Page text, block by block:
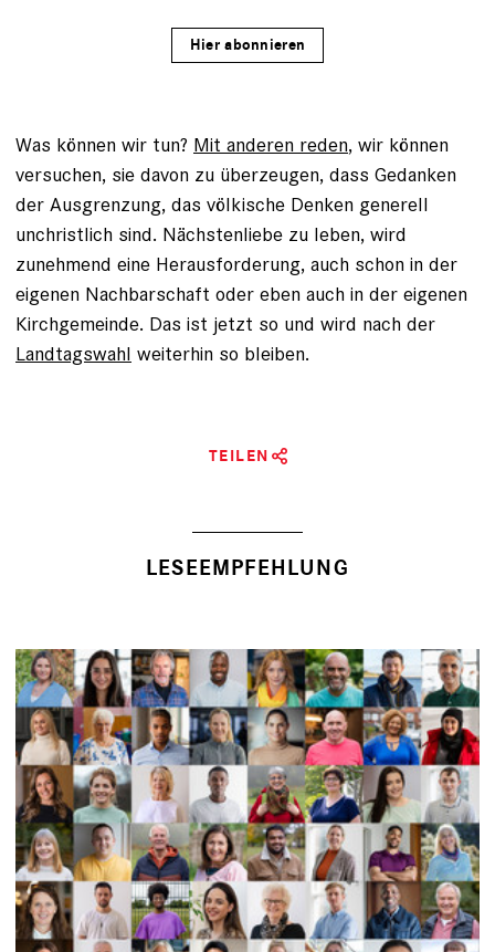
Hier abonnieren
Was können wir tun? Mit anderen reden, wir können
versuchen, sie davon zu überzeugen, dass Gedanken
der Ausgrenzung, das völkische Denken generell
unchristlich sind. Nächstenliebe zu leben, wird
zunehmend eine Herausforderung, auch schon in der
eigenen Nachbarschaft oder eben auch in der eigenen
Kirchgemeinde. Das ist jetzt so und wird nach der
Landtagswahl weiterhin so bleiben.
TEILEN
LESEEMPFEHLUNG